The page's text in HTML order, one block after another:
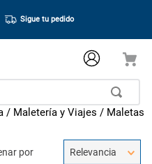
Sigue tu pedido
Maletería y Viajes Maletas
por Relevancia